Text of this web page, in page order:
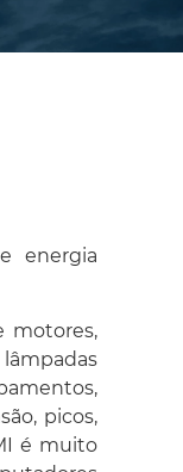
energia
motores,
picos,
é muito